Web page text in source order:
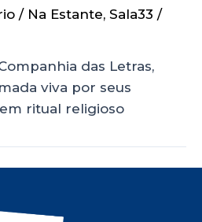
/ Na Estante, Sala33 /
das Letras,
viva por seus
ritual religioso